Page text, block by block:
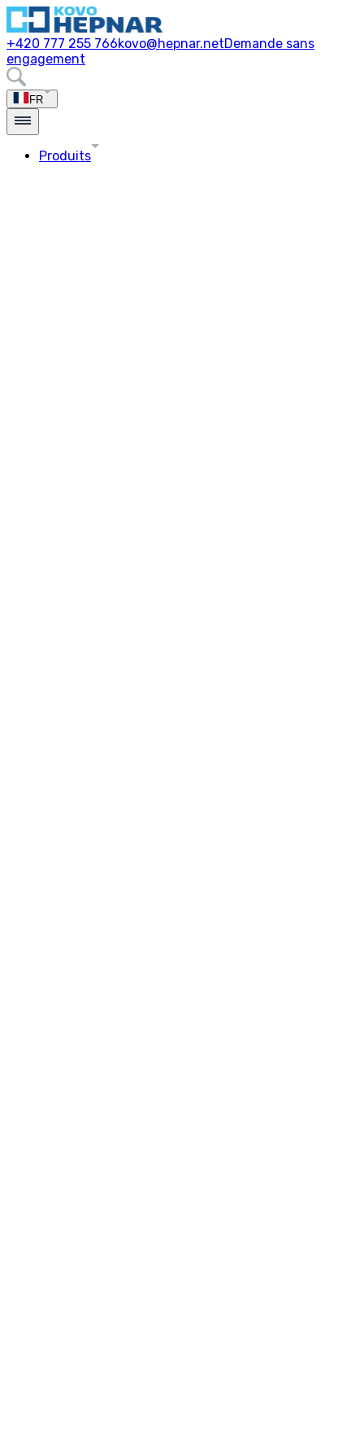
+420 777 255 766kovo@hepnar.netDemande sans
engagement
FR
Produits